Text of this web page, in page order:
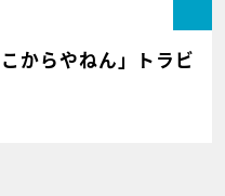
からやねん」トラビ